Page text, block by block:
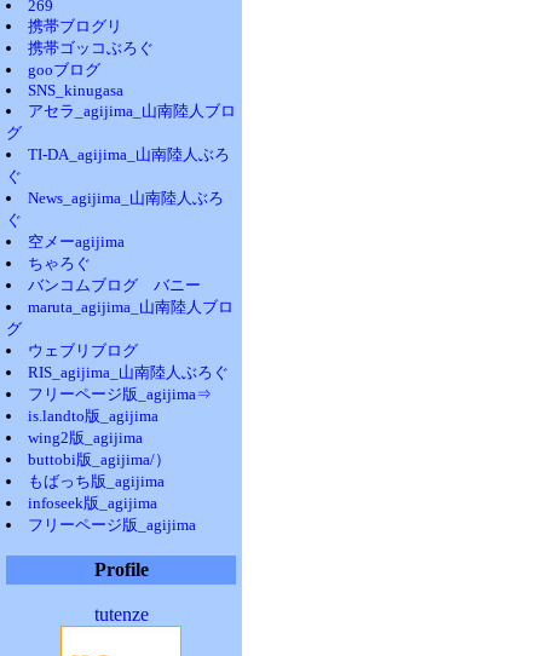
269
携帯ブログリ
携帯ゴッコぶろぐ
gooブログ
SNS_kinugasa
アセラ_agijima_山南陸人ブロ
グ
TI-DA_agijima_山南陸人ぶろ
ぐ
News_agijima_山南陸人ぶろ
ぐ
空メーagijima
ちゃろぐ
バンコムブログ バニー
maruta_agijima_山南陸人ブロ
グ
ウェブリブログ
RIS_agijima_山南陸人ぶろぐ
フリーページ版_agijima⇒
is.landto版_agijima
wing2版_agijima
buttobi版_agijima/）
もばっち版_agijima
infoseek版_agijima
フリーページ版_agijima
Profile
tutenze